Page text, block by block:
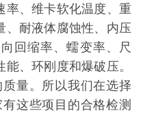
率、维卡软化温度、重
、耐液体腐蚀性、内压
回缩率、蠕变率、尺
、环刚度和爆破压。
质量。所以我们在选择
这些项目的合格检测